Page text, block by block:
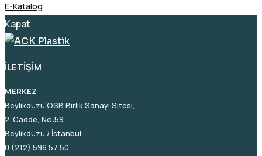
E-Katalog
Kapat
İLETIŞIM
MERKEZ
Beylikdüzü OSB Birlik Sanayi Sitesi,
2. Cadde, No:59
Beylikdüzü / İstanbul
0 (212) 596 57 50